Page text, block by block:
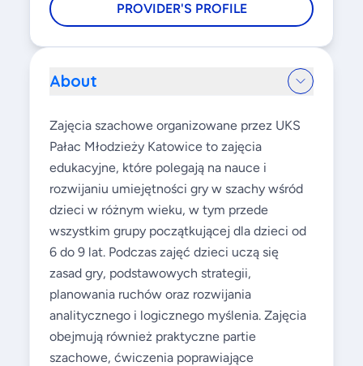
PROVIDER'S PROFILE
About
Zajęcia szachowe organizowane przez UKS
Pałac Młodzieży Katowice to zajęcia
edukacyjne, które polegają na nauce i
rozwijaniu umiejętności gry w szachy wśród
dzieci w różnym wieku, w tym przede
wszystkim grupy początkującej dla dzieci od
6 do 9 lat. Podczas zajęć dzieci uczą się
zasad gry, podstawowych strategii,
planowania ruchów oraz rozwijania
analitycznego i logicznego myślenia. Zajęcia
obejmują również praktyczne partie
szachowe, ćwiczenia poprawiające